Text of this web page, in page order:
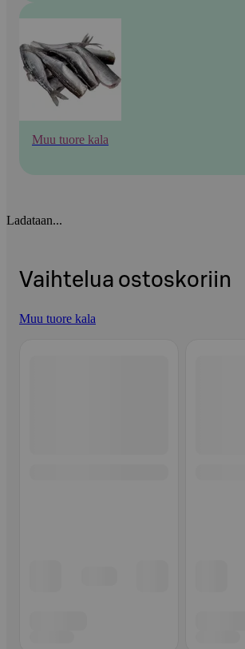
Muu tuore kala
Ladataan...
Vaihtelua ostoskoriin
Muu tuore kala